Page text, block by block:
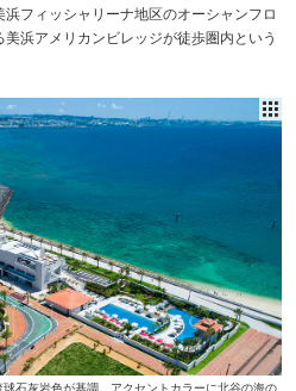
フィッシャリーナ地区のオーシャンフロ
浜アメリカンビレッジが徒歩圏内という
石灰岩色が基調。アクセントカラーに北谷の海の